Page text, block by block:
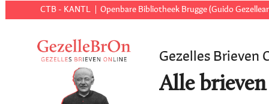
CTB - KANTL Openbare Bibliotheek Brugge (Guido
Gezelles Brieven
Alle brieven